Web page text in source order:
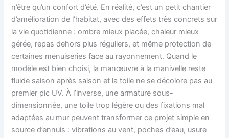
n’être qu’un confort d’été. En réalité, c’est un petit chantier
d’amélioration de l’habitat, avec des effets très concrets sur
la vie quotidienne : ombre mieux placée, chaleur mieux
gérée, repas dehors plus réguliers, et même protection de
certaines menuiseries face au rayonnement. Quand le
modèle est bien choisi, la manœuvre à la manivelle reste
fluide saison après saison et la toile ne se décolore pas au
premier pic UV. À l’inverse, une armature sous-
dimensionnée, une toile trop légère ou des fixations mal
adaptées au mur peuvent transformer ce projet simple en
source d’ennuis : vibrations au vent, poches d’eau, usure